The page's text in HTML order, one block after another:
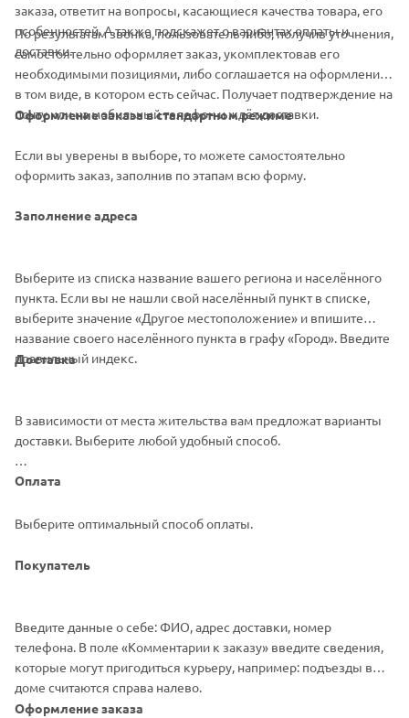
заказа, ответит на вопросы, касающиеся качества товара, его
особенностей. А также подскажет о вариантах оплаты и
доставки.
По результатам звонка, пользователь либо, получив уточнения,
самостоятельно оформляет заказ, укомплектовав его
необходимыми позициями, либо соглашается на оформление
в том виде, в котором есть сейчас. Получает подтверждение на
почту или на мобильный телефон и ждёт доставки.
Оформление заказа в стандартном режиме
Если вы уверены в выборе, то можете самостоятельно
оформить заказ, заполнив по этапам всю форму.
Заполнение адреса
Выберите из списка название вашего региона и населённого
пункта. Если вы не нашли свой населённый пункт в списке,
выберите значение «Другое местоположение» и впишите
название своего населённого пункта в графу «Город». Введите
правильный индекс.
Доставка
В зависимости от места жительства вам предложат варианты
доставки. Выберите любой удобный способ.
Оплата
Выберите оптимальный способ оплаты.
Покупатель
Введите данные о себе: ФИО, адрес доставки, номер
телефона. В поле «Комментарии к заказу» введите сведения,
которые могут пригодиться курьеру, например: подъезды в
доме считаются справа налево.
Оформление заказа